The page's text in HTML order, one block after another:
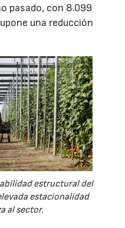
pasado, con 8.099
una reducción
estructural del
estacionalidad
al sector.